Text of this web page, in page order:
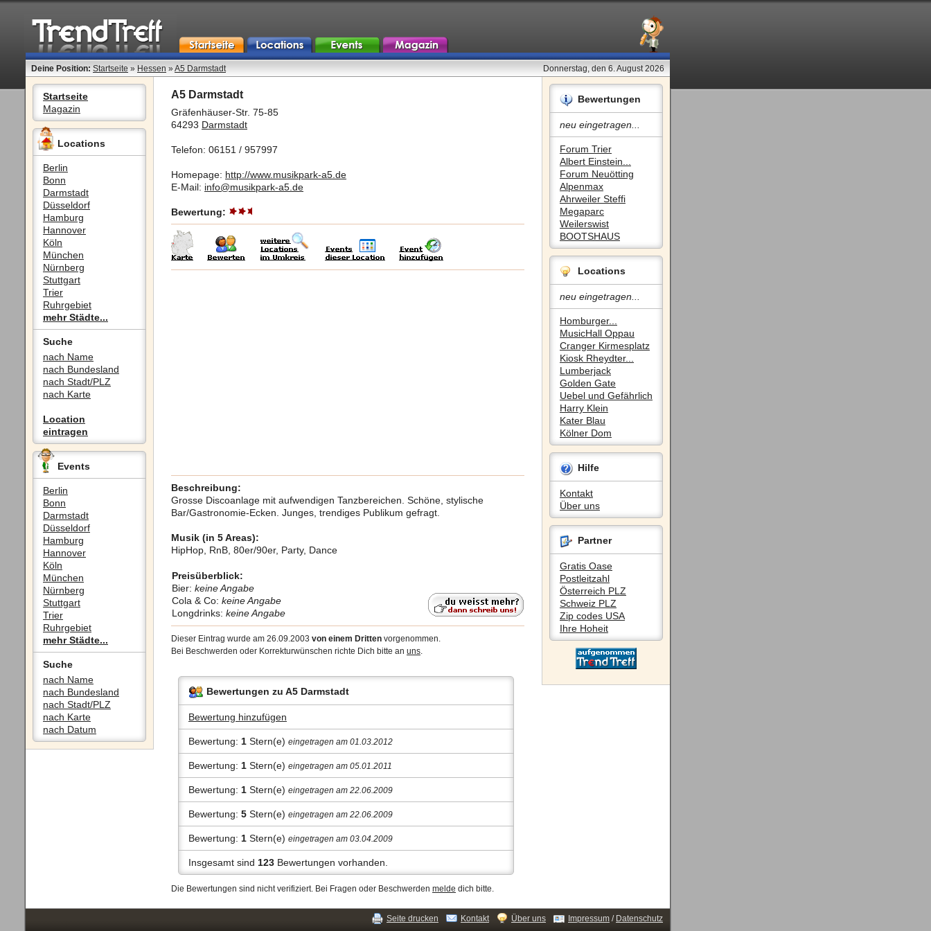
Deine Position: Startseite » Hessen »A5 Darmstadt Donnerstag, den 6. August 2026
Startseite
Magazin
Locations
Berlin
Bonn
Darmstadt
Düsseldorf
Hamburg
Hannover
Köln
München
Nürnberg
Stuttgart
Trier
Ruhrgebiet
mehr Städte...
Suche
nach Name
nach Bundesland
nach Stadt/PLZ
nach Karte
Location
eintragen
Events
Berlin
Bonn
Darmstadt
Düsseldorf
Hamburg
Hannover
Köln
München
Nürnberg
Stuttgart
Trier
Ruhrgebiet
mehr Städte...
Suche
nach Name
nach Bundesland
nach Stadt/PLZ
nach Karte
nach Datum
Bewertungen
neu eingetragen...
Forum Trier
Albert Einstein...
Forum Neuötting
Alpenmax
Ahrweiler Steffi
Megaparc
Weilerswist
BOOTSHAUS
Locations
neu eingetragen...
Homburger...
MusicHall Oppau
Cranger Kirmesplatz
Kiosk Rheydter...
Lumberjack
Golden Gate
Uebel und Gefährlich
Harry Klein
Kater Blau
Kölner Dom
Hilfe
Kontakt
Über uns
Partner
Gratis Oase
Postleitzahl
Österreich PLZ
Schweiz PLZ
Zip codes USA
Ihre Hoheit
A5 Darmstadt
Gräfenhäuser-Str. 75-85
64293 Darmstadt
Telefon: 06151 / 957997
Homepage: http://www.musikpark-a5.de
E-Mail: info@musikpark-a5.de
Bewertung:
Beschreibung:
Grosse Discoanlage mit aufwendigen Tanzbereichen. Schöne, stylische
Bar/Gastronomie-Ecken. Junges, trendiges Publikum gefragt.
Musik (in 5 Areas):
HipHop, RnB, 80er/90er, Party, Dance
Preisüberblick:
Bier: keine Angabe
Cola & Co: keine Angabe
Longdrinks: keine Angabe
Dieser Eintrag wurde am 26.09.2003 von einem Dritten vorgenommen.
Bei Beschwerden oder Korrekturwünschen richte Dich bitte an uns.
Bewertungen zu A5 Darmstadt
Bewertung hinzufügen
Bewertung: 1 Stern(e) eingetragen am 01.03.2012
Bewertung: 1 Stern(e) eingetragen am 05.01.2011
Bewertung: 1 Stern(e) eingetragen am 22.06.2009
Bewertung: 5 Stern(e) eingetragen am 22.06.2009
Bewertung: 1 Stern(e) eingetragen am 03.04.2009
Insgesamt sind 123 Bewertungen vorhanden.
Die Bewertungen sind nicht verifiziert. Bei Fragen oder Beschwerden melde dich bitte.
Seite drucken Kontakt Über uns Impressum / Datenschutz